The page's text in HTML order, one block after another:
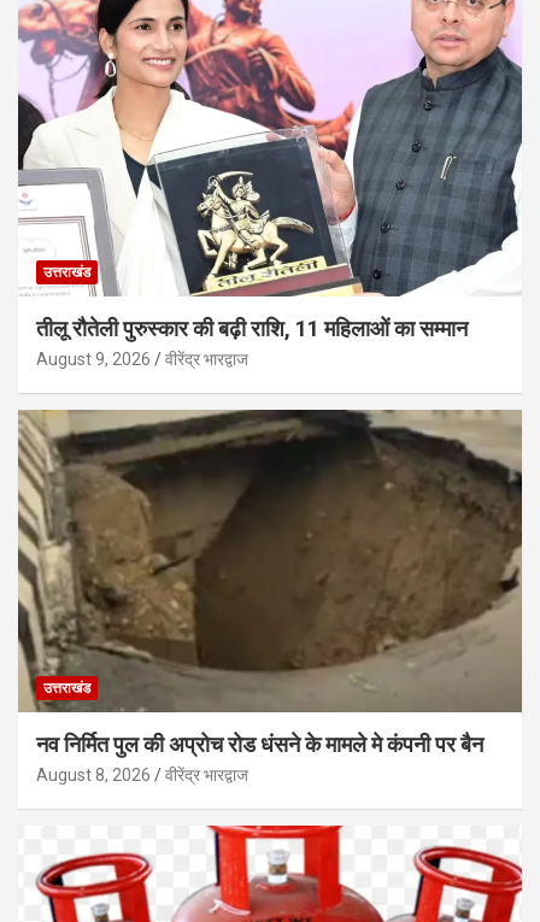
उत्तराखंड
तीलू रौतेली पुरुस्कार की बढ़ी राशि, 11 महिलाओं का सम्मान
August 9, 2026 वीरेंद्र भारद्वाज
उत्तराखंड
नव निर्मित पुल की अप्रोच रोड धंसने के मामले मे कंपनी पर बैन
August 8, 2026 वीरेंद्र भारद्वाज